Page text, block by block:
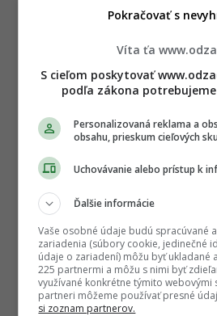
Víta ťa
S cieľom poskytovať
podľa zákona
Personalizovaná reklama a
obsahu, prieskum cieľových
Uchovávanie alebo prístup k
Ďalšie informácie
Vaše osobné údaje budú spracúvané
zariadenia (súbory cookie, jedinečné
údaje o zariadení) môžu byť ukladané
225 partnermi a môžu s nimi byť
využívané konkrétne týmito webovými
partneri môžeme používať presné
si zoznam partnerov.
Pokračovať s